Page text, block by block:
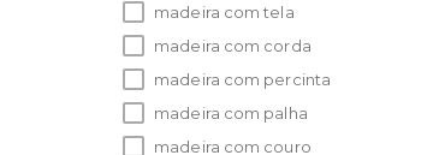
madeira com tela
madeira com corda
madeira com percinta
madeira com palha
madeira com couro